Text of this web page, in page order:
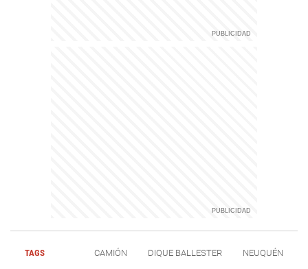
TAGS CAMIÓN DIQUE BALLESTER NEUQUÉN